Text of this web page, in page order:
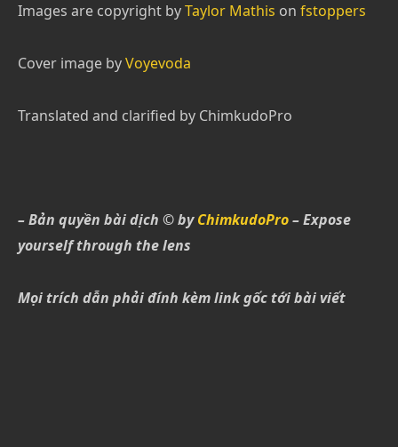
Images are copyright byTaylor Mathis on fstoppers
Cover image byVoyevoda
Translated and clarified by ChimkudoPro
– Bản quyền bài dịch © byChimkudoPro– Expose
yourself through the lens
Mọi trích dẫn phải đính kèm link gốc tới bài viết